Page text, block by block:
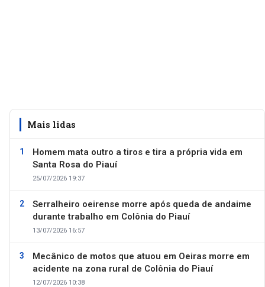
Mais lidas
Homem mata outro a tiros e tira a própria vida em
Santa Rosa do Piauí
25/07/2026 19:37
Serralheiro oeirense morre após queda de andaime
durante trabalho em Colônia do Piauí
13/07/2026 16:57
Mecânico de motos que atuou em Oeiras morre em
acidente na zona rural de Colônia do Piauí
12/07/2026 10:38